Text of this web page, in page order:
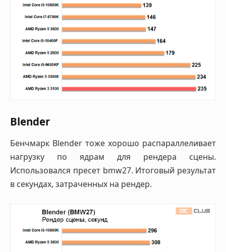
Blender
Бенчмарк Blender тоже хорошо распараллеливает
нагрузку по ядрам для рендера сцены.
Использовался пресет bmw27. Итоговый результат
в секундах, затраченных на рендер.